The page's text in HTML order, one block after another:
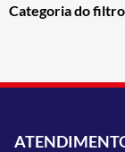
Categoria do